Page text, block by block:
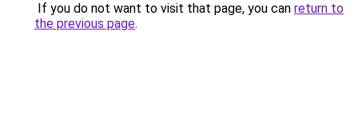
If you do not want to visit that page, you can return to
the previous page.